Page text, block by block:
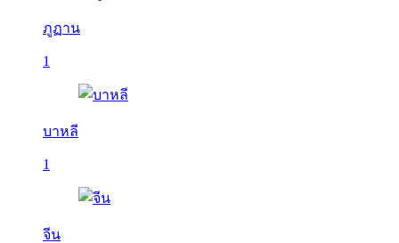
ภูฏาน
1
บาหลี
1
จีน